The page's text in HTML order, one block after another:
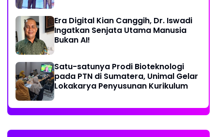
Era Digital Kian Canggih, Dr. Iswadi
Ingatkan Senjata Utama Manusia
Bukan AI!
Satu-satunya Prodi Bioteknologi
pada PTN di Sumatera, Unimal Gelar
Lokakarya Penyusunan Kurikulum